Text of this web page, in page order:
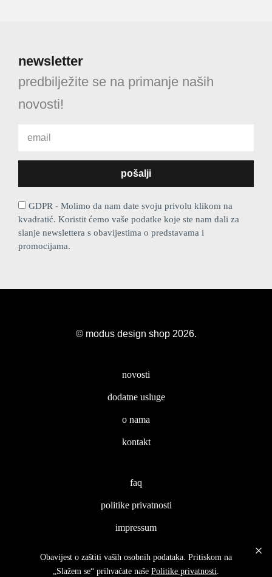
newsletter
predbilježite se na primanje naših
novosti!
GDPR - Molimo da nam date svoju privolu klikom na
kvadratić. Koristit ćemo vaše podatke koje ste nam dali za
slanje newslettera s obavijestima o predstavama i
promocijama.
© modus design shop 2026.
novosti
dodatne usluge
o nama
kontakt
faq
politike privatnosti
impressum
Obavijest o zaštiti vaših osobnih podataka. Pritiskom na
„Slažem se“ prihvaćate naše Politike privatnosti.